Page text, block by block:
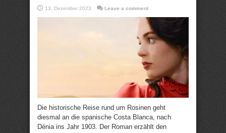
13. Dezember 2023 Leave a comment
Die historische Reise rund um Rosinen geht
diesmal an die spanische Costa Blanca, nach
Dénia ins Jahr 1903. Der Roman erzählt den